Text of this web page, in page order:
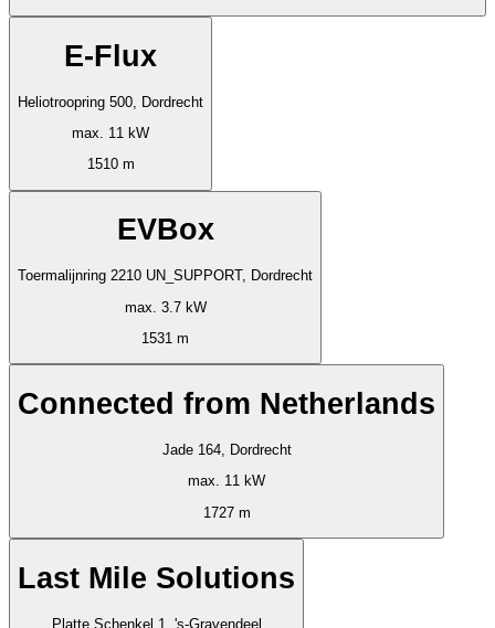
E-Flux
Heliotroopring 500, Dordrecht
max. 11 kW
1510 m
EVBox
Toermalijnring 2210 UN_SUPPORT, Dordrecht
max. 3.7 kW
1531 m
Connected from Netherlands
Jade 164, Dordrecht
max. 11 kW
1727 m
Last Mile Solutions
Platte Schenkel 1, 's-Gravendeel